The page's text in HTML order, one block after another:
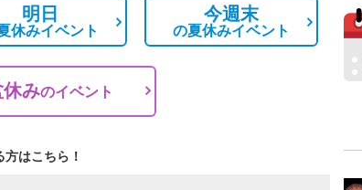
明日
休みイベント
今週末
の夏休みイベント
みのイベント
はこちら！